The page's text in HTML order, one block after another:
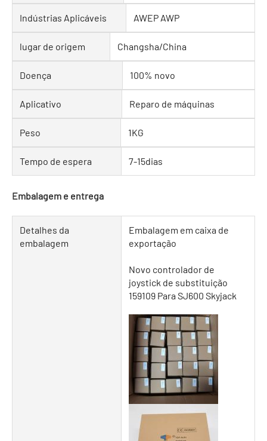
Indústrias Aplicáveis AWEP AWP
lugar de origem Changsha/China
Doença 100% novo
Aplicativo Reparo de máquinas
Peso 1KG
Tempo de espera 7-15dias
Embalagem e entrega
Detalhes da
embalagem
Embalagem em caixa de
exportação
Novo controlador de
joystick de substituição
159109 Para SJ600 Skyjack